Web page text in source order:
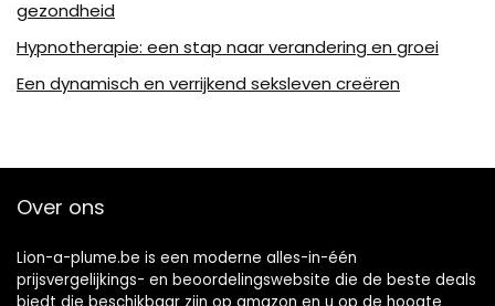
gezondheid
Hypnotherapie: een stap naar verandering en groei
Een dynamisch en verrijkend seksleven creëren
Over ons
Lion-a-plume.be is een moderne alles-in-één
prijsvergelijkings- en beoordelingswebsite die de beste deals